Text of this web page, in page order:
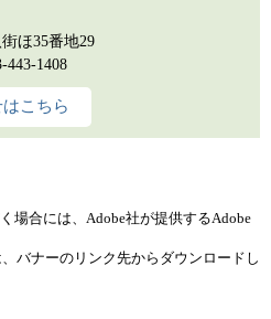
ほ35番地29
443-1408
こちら
場合には、Adobe社が提供するAdobe
バナーのリンク先からダウンロードし